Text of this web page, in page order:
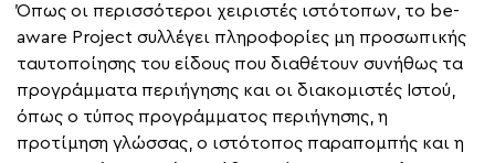
Όπως οι περισσότεροι χειριστές ιστότοπων, το be-
aware Project συλλέγει πληροφορίες μη προσωπικής
ταυτοποίησης του είδους που διαθέτουν συνήθως τα
προγράμματα περιήγησης και οι διακομιστές Ιστού,
όπως ο τύπος προγράμματος περιήγησης, η
προτίμηση γλώσσας, ο ιστότοπος παραπομπής και η